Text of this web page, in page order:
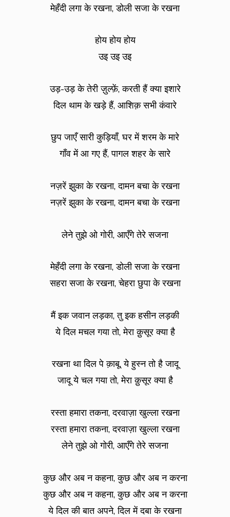
मेहँदी लगा के रखना, डोली सजा के रखना
होय होय होय
उइ उइ उइ
उड़-उड़ के तेरी ज़ुल्फ़ें, करती हैं क्या इशारे
दिल थाम के खड़े हैं, आशिक़ सभी कंवारे
छुप जाएँ सारी कुड़ियाँ, घर में शरम के मारे
गाँव में आ गए हैं, पागल शहर के सारे
नज़रें झुका के रखना, दामन बचा के रखना
नज़रें झुका के रखना, दामन बचा के रखना
लेने तुझे ओ गोरी, आएँगे तेरे सजना
मेहँदी लगा के रखना, डोली सजा के रखना
सहरा सजा के रखना, चेहरा छुपा के रखना
मैं इक जवान लड़का, तु इक हसीन लड़की
ये दिल मचल गया तो, मेरा क़ुसूर क्या है
रखना था दिल पे क़ाबू, ये हुस्न तो है जादू
जादू ये चल गया तो, मेरा क़ुसूर क्या है
रस्ता हमारा तकना, दरवाज़ा खुल्ला रखना
रस्ता हमारा तकना, दरवाज़ा खुल्ला रखना
लेने तुझे ओ गोरी, आएँगे तेरे सजना
कुछ और अब न कहना, कुछ और अब न करना
कुछ और अब न कहना, कुछ और अब न करना
ये दिल की बात अपने, दिल में दबा के रखना